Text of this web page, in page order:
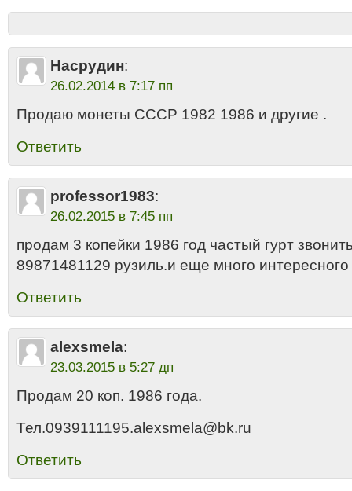
Насрудин:
26.02.2014 в 7:17 пп
Продаю монеты СССР 1982 1986 и другие .
Ответить
professor1983:
26.02.2015 в 7:45 пп
продам 3 копейки 1986 год частый гурт
89871481129 рузиль.и еще много интересного
Ответить
alexsmela:
23.03.2015 в 5:27 дп
Продам 20 коп. 1986 года.
Тел.0939111195.alexsmela@bk.ru
Ответить